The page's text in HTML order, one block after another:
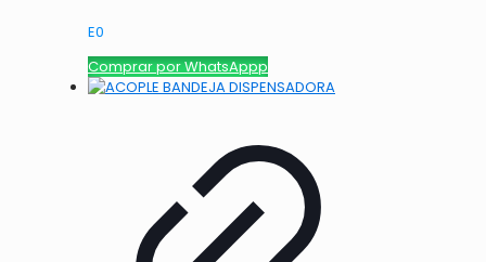
E0
Comprar por WhatsAppp